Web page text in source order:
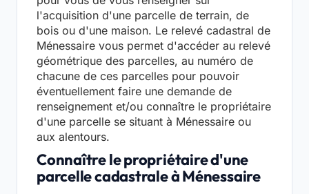
l'acquisition d'une parcelle de terrain, de
bois ou d'une maison. Le relevé cadastral de
Ménessaire vous permet d'accéder au relevé
géométrique des parcelles, au numéro de
chacune de ces parcelles pour pouvoir
éventuellement faire une demande de
renseignement et/ou connaître le propriétaire
d'une parcelle se situant à Ménessaire ou
aux alentours.
Connaître le propriétaire d'une
parcelle cadastrale à Ménessaire